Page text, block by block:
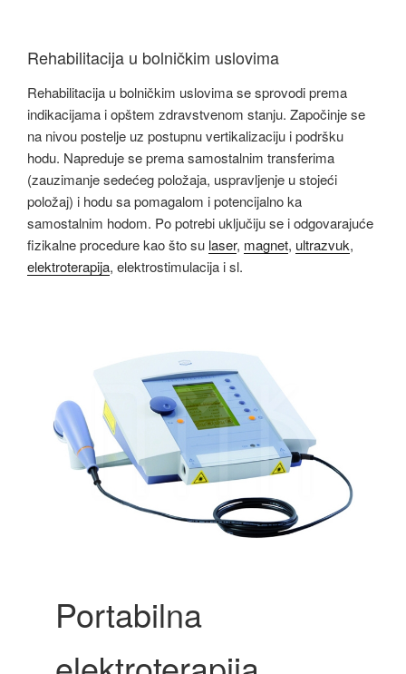
Rehabilitacija u bolničkim uslovima
Rehabilitacija u bolničkim uslovima se sprovodi prema
indikacijama i opštem zdravstvenom stanju. Započinje se
na nivou postelje uz postupnu vertikalizaciju i podršku
hodu. Napreduje se prema samostalnim transferima
(zauzimanje sedećeg položaja, uspravljenje u stojeći
položaj) i hodu sa pomagalom i potencijalno ka
samostalnim hodom. Po potrebi uključiju se i odgovarajuće
fizikalne procedure kao što su laser, magnet, ultrazvuk,
elektroterapija, elektrostimulacija i sl.
Portabilna